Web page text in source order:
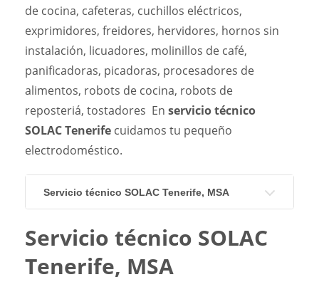
de cocina, cafeteras, cuchillos eléctricos,
exprimidores, freidores, hervidores, hornos sin
instalación, licuadores, molinillos de café,
panificadoras, picadoras, procesadores de
alimentos, robots de cocina, robots de
reposteriá, tostadores En servicio técnico
SOLAC Tenerife cuidamos tu pequeño
electrodoméstico.
Servicio técnico SOLAC Tenerife, MSA
Servicio técnico SOLAC
Tenerife, MSA